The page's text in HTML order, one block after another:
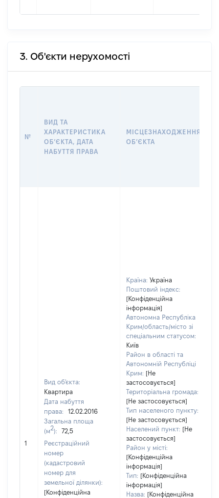
3. Об'єкти нерухомості
№
ВИД ТА
ХАРАКТЕРИСТИКА
ОБʼЄКТА, ДАТА
НАБУТТЯ ПРАВА
МІСЦЕЗНАХОДЖЕННЯ
ОБʼЄКТА
1
Вид об'єкта:
Квартира
Дата набуття
права:
12.02.2016
Загальна площа
(м2):
72,5
Реєстраційний
номер
(кадастровий
номер для
земельної ділянки):
[Конфіденційна
Країна: Україна
Поштовий індекс:
[Конфіденційна
інформація]
Автономна Республіка
Крим/область/місто зі
спеціальним статусом:
Київ
Район в області та
Автономній Республіці
Крим: [Не
застосовується]
Територіальна громада:
[Не застосовується]
Тип населеного пункту:
[Не застосовується]
Населений пункт: [Не
застосовується]
Район у місті:
[Конфіденційна
інформація]
Тип: [Конфіденційна
інформація]
Назва: [Конфіденційна